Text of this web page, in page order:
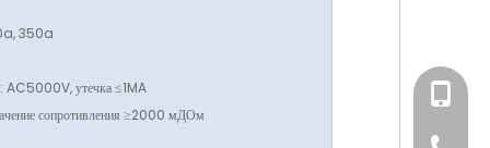
350a
AC5000V, утечка ≤1MA
сопротивления ≥2000 мДОм
+86-